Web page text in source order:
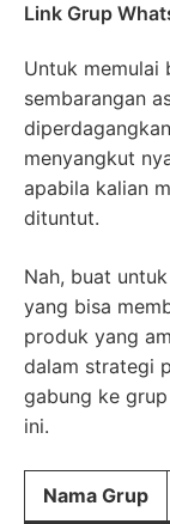
Link Grup
Untuk memulai
sembarangan
menyangkut
apabila kalian
dituntut.
Nah, buat
yang bisa
produk yang
dalam strategi
gabung ke
ini.
Nama Grup